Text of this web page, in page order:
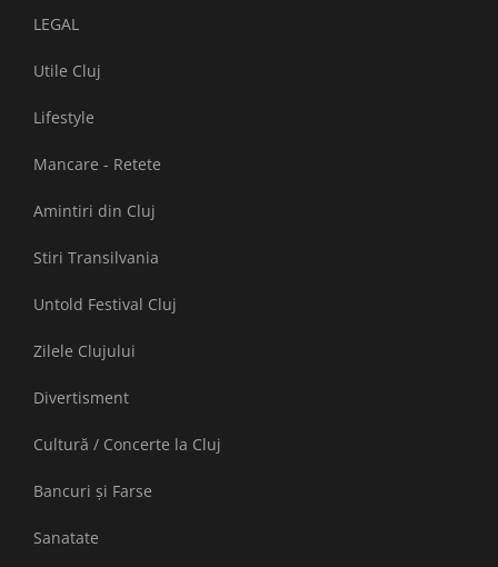
LEGAL
Utile Cluj
Lifestyle
Mancare - Retete
Amintiri din Cluj
Stiri Transilvania
Untold Festival Cluj
Zilele Clujului
Divertisment
Cultură / Concerte la Cluj
Bancuri și Farse
Sanatate